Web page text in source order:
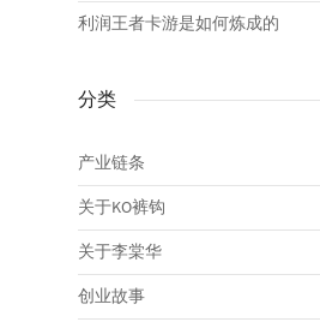
利润王者卡游是如何炼成的
分类
产业链条
关于KO裤钩
关于李棠华
创业故事